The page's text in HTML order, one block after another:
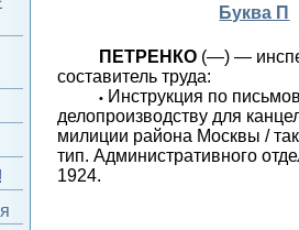
Буква П
ПЕТРЕНКО (—) —
составитель труда:
• Инструкция по
делопроизводству для
милиции района Москвы /
тип. Административного
1924.